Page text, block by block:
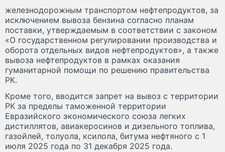
железнодорожным транспортом нефтепродуктов, за
исключением вывоза бензина согласно планам
поставки, утверждаемым в соответствии с законом
«О государственном регулировании производства и
оборота отдельных видов нефтепродуктов», а также
вывоза нефтепродуктов в рамках оказания
гуманитарной помощи по решению правительства
РК.
Кроме того, вводится запрет на вывоз с территории
РК за пределы таможенной территории
Евразийского экономического союза легких
дистиллятов, авиакеросинов и дизельного топлива,
газойлей, толуола, ксилола, битума нефтяного c 1
июля 2025 года по 31 декабря 2025 года.